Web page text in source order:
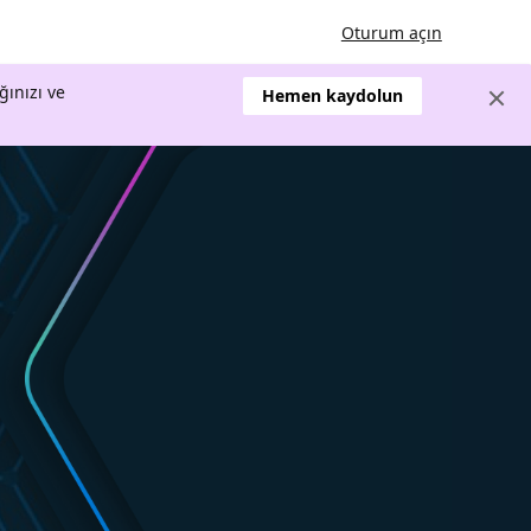
Oturum açın
ve Hemen kaydolun